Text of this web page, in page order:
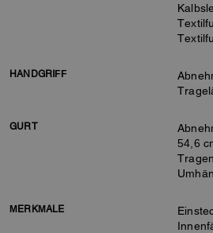
HANDGRIFF
GURT
54,6
MERKMALE